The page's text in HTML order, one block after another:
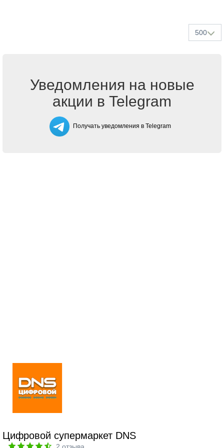
500
Уведомления на новые
акции в Telegram
Получать уведомления в Telegram
Цифровой супермаркет DNS